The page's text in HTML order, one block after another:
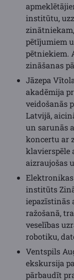
institūtu,
pētījumiem
pētniekiem.
zināšanas
Jāzepa
akadēmija
veidošanās
Latvijā,
un sarunās
koncertu ar
klavierspēle
aizraujošas
institūts
iepazīstinās
ražošanā,
veselības
robotiku,
Ventspils
ekskursija
pārbaudīt